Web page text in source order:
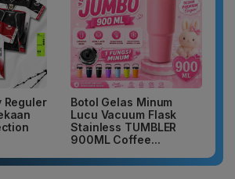
Reguler
Botol Gelas Minum
Lucu Vacuum Flask
Stainless TUMBLER
900ML Coffee...